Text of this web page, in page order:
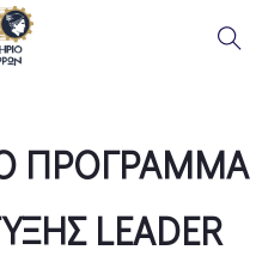
ΠΡΟΓΡΑΜΜΑ
LEADER